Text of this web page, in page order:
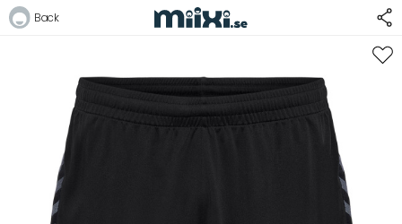
Logga in
E-postadress
Lösenord
Back